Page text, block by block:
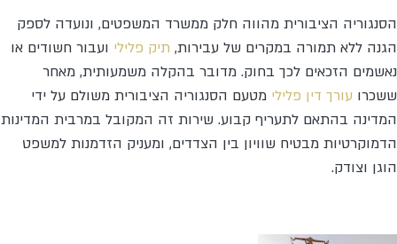
הסנגוריה הציבורית מהווה חלק ממשרד המשפטים, ונועדה לספק
הגנה ללא תמורה במקרים של עבירות, תיק פלילי ועבור חשודים או
נאשמים הזכאים לכך בחוק. מדובר בהקלה משמעותית, מאחר
ששכרו עורך דין פלילי מטעם הסנגוריה הציבורית משולם על ידי
המדינה בהתאם לתעריף קבוע. שירות זה המקובל במרבית המדינות
הדמוקרטיות מבטיח שוויון בין הצדדים, ומעניק הזדמנות למשפט
הוגן וצודק.